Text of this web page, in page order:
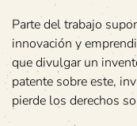
Parte del trabajo
innovación y
que divulgar un
patente sobre este,
pierde los derechos